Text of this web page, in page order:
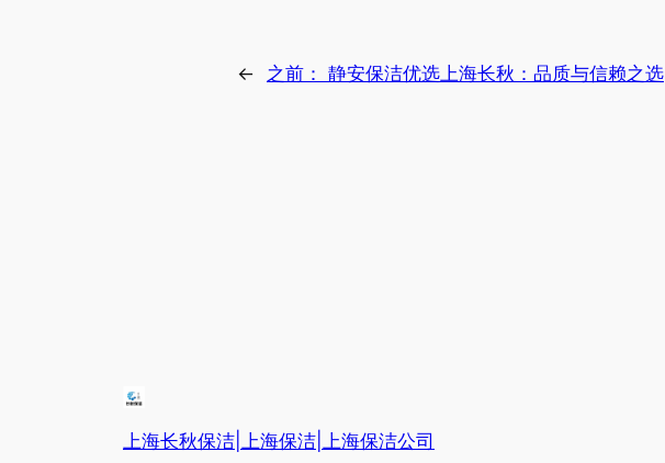
← 之前： 静安保洁优选上海长秋：品质与信赖之选
上海长秋保洁|上海保洁|上海保洁公司